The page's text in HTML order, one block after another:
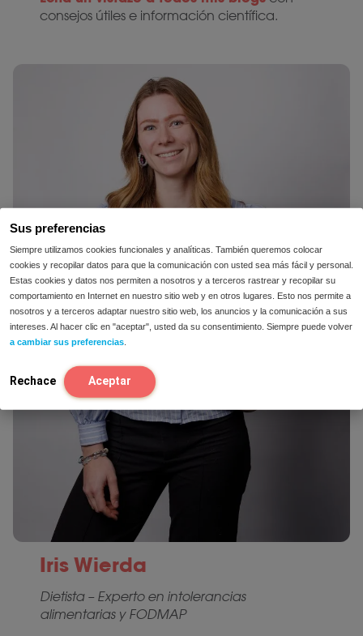
Sus preferencias
Siempre utilizamos cookies funcionales y analíticas. También queremos colocar
cookies y recopilar datos para que la comunicación con usted sea más fácil y personal.
Estas cookies y datos nos permiten a nosotros y a terceros rastrear y recopilar su
comportamiento en Internet en nuestro sitio web y en otros lugares. Esto nos permite a
nosotros y a terceros adaptar nuestro sitio web, los anuncios y la comunicación a sus
intereses. Al hacer clic en "aceptar", usted da su consentimiento. Siempre puede volver
a cambiar sus preferencias
Rechace Aceptar
consejos útiles e información científica.
Iris Wierda
Dietista – Experto en intolerancias
alimentarias y FODMAP